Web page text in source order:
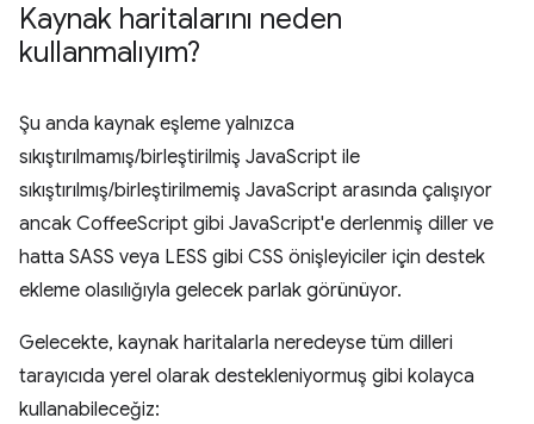
Kaynak haritalarını neden
kullanmalıyım?
Şu anda kaynak eşleme yalnızca
sıkıştırılmamış/birleştirilmiş JavaScript ile
sıkıştırılmış/birleştirilmemiş JavaScript arasında çalışıyor
ancak CoffeeScript gibi JavaScript'e derlenmiş diller ve
hatta SASS veya LESS gibi CSS önişleyiciler için destek
ekleme olasılığıyla gelecek parlak görünüyor.
Gelecekte, kaynak haritalarla neredeyse tüm dilleri
tarayıcıda yerel olarak destekleniyormuş gibi kolayca
kullanabileceğiz: